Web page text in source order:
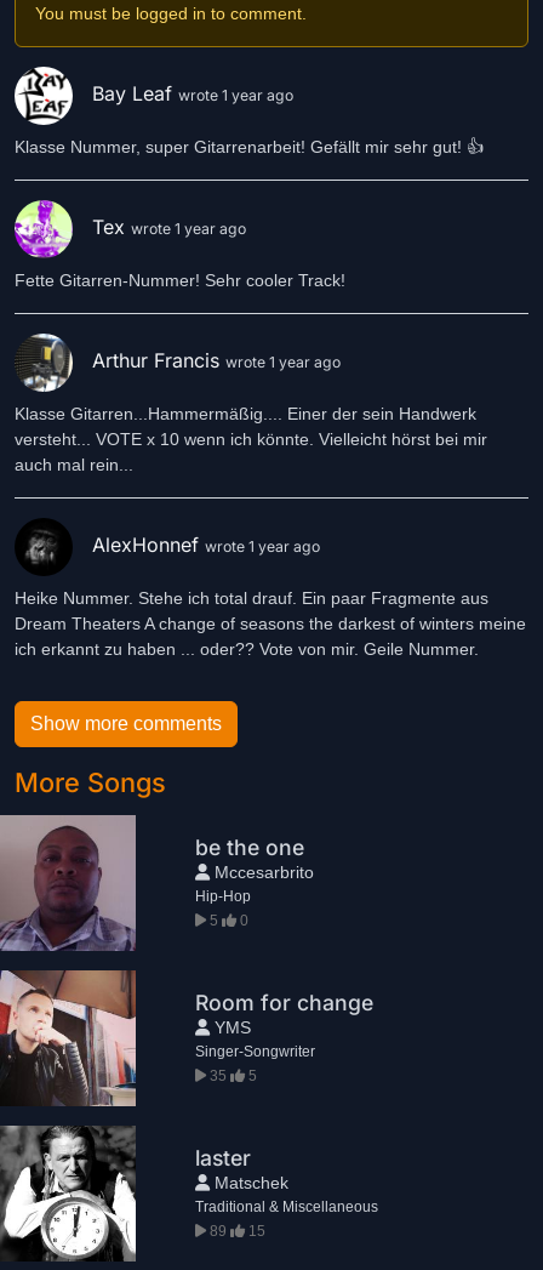
You must be logged in to comment.
Bay Leaf wrote 1 year ago
Klasse Nummer, super Gitarrenarbeit! Gefällt mir sehr gut! 👍
Tex wrote 1 year ago
Fette Gitarren-Nummer! Sehr cooler Track!
Arthur Francis wrote 1 year ago
Klasse Gitarren...Hammermäßig.... Einer der sein Handwerk
versteht... VOTE x 10 wenn ich könnte. Vielleicht hörst bei mir
auch mal rein...
AlexHonnef wrote 1 year ago
Heike Nummer. Stehe ich total drauf. Ein paar Fragmente aus
Dream Theaters A change of seasons the darkest of winters meine
ich erkannt zu haben ... oder?? Vote von mir. Geile Nummer.
Show more comments
More Songs
be the one
Mccesarbrito
Hip-Hop
5
0
Room for change
YMS
Singer-Songwriter
35
5
laster
Matschek
Traditional & Miscellaneous
89
15